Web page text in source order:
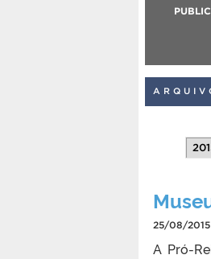
25/08/2015
A Pró-